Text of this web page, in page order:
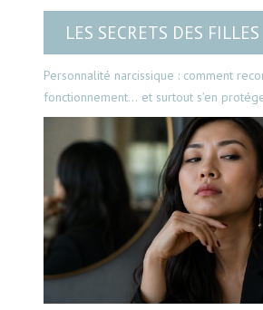
LES SECRETS DES FILLES
Personnalité narcissique : comment
fonctionnement… et surtout s’en